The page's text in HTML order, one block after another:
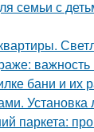
семьи с
бани и их
Установка
паркета: